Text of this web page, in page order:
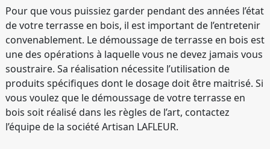
Pour que vous puissiez garder pendant des années l’état
de votre terrasse en bois, il est important de l’entretenir
convenablement. Le démoussage de terrasse en bois est
une des opérations à laquelle vous ne devez jamais vous
soustraire. Sa réalisation nécessite l’utilisation de
produits spécifiques dont le dosage doit être maitrisé. Si
vous voulez que le démoussage de votre terrasse en
bois soit réalisé dans les règles de l’art, contactez
l’équipe de la société Artisan LAFLEUR.